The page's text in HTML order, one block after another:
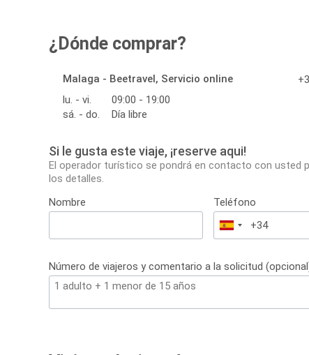
¿Dónde comprar?
Malaga - Beetravel, Servicio online
lu. - vi.
09:00 - 19:00
sá. - do.
Día libre
Si le gusta este viaje, ¡reserve aqui!
El operador turístico se pondrá en contacto con usted
los detalles.
Nombre
Teléfono
España
+34
Número de viajeros y comentario a la solicitud